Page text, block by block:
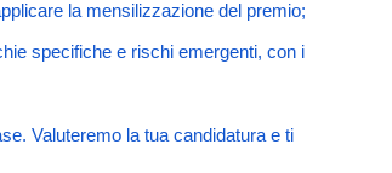
la mensilizzazione del premio;
specifiche e rischi emergenti, con i
Valuteremo la tua candidatura e ti